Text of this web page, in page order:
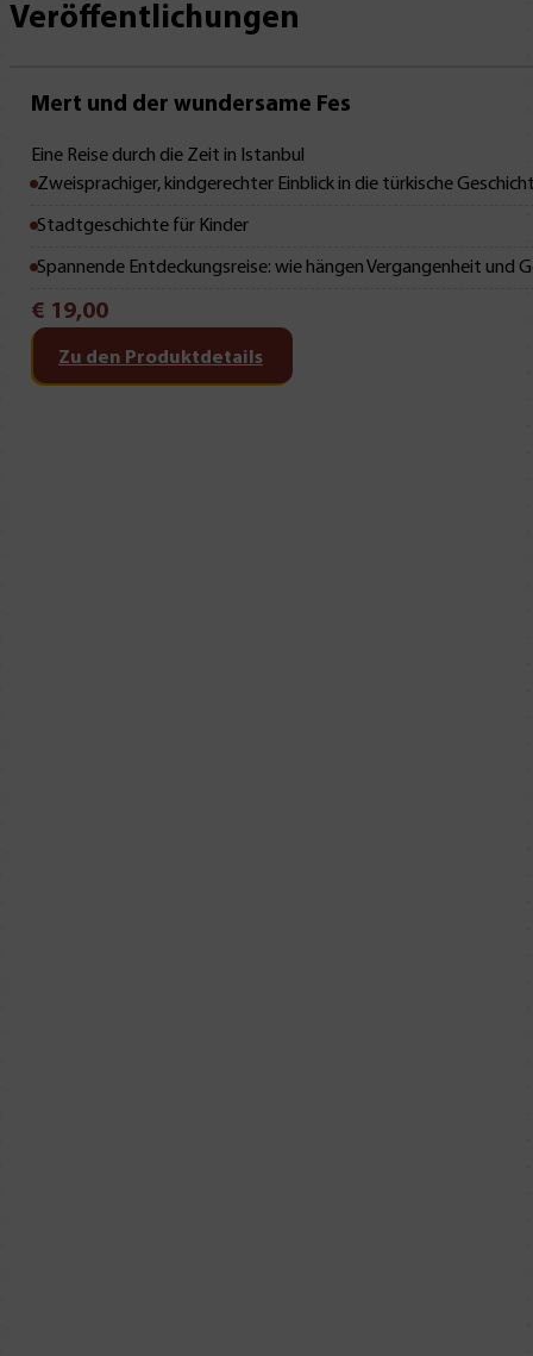
Veröffentlichungen
Mert und der wundersame Fes
Eine Reise durch die Zeit in Istanbul
Zweisprachiger, kindgerechter Einblick in die türkische
Stadtgeschichte für Kinder
Spannende Entdeckungsreise: wie hängen Vergangenheit und
€ 19,00
Zu den Produktdetails